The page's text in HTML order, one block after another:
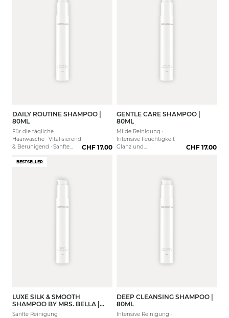
DAILY ROUTINE SHAMPOO |
80ML
Für die tägliche
Haarwäsche · Vitalisierend
& Beruhigend · Sanfte
CHF 17.00
GENTLE CARE SHAMPOO |
80ML
Milde Reinigung ·
Intensive Feuchtigkeit ·
Glanz und
CHF 17.00
BESTSELLER
LUXE SILK & SMOOTH
SHAMPOO BY MRS. BELLA |
80ML
Sanfte Reinigung ·
DEEP CLEANSING SHAMPOO |
80ML
Intensive Reinigung ·